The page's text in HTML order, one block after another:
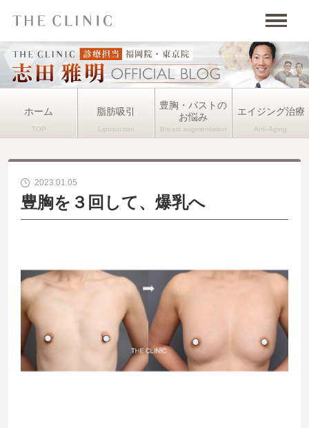
ホーム 脂肪吸引
豊胸・バストの
お悩み
エイジング治療
2023.01.05
豊胸を３回して、爆乳へ